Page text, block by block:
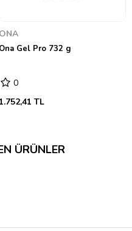
ONA
Ona Gel Pro 732 g
0
1.752,41 TL
ÜRÜNLER